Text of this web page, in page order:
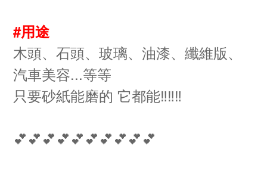
#用途
木頭、石頭、玻璃、油漆、纖維版、
汽車美容...等等
只要砂紙能磨的 它都能‼️‼️‼️
💕💕💕💕💕💕💕💕💕💕